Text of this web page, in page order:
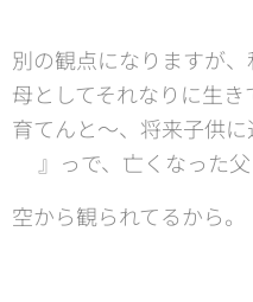
別の観点になりますが
母としてそれなりに生き
育てんと〜、将来子供
💦』っで、亡くなった
空から観られてるから。